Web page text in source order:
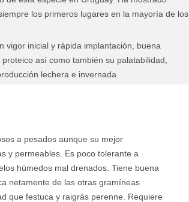
los primeros lugares en la mayoría de los
vigor inicial y rápida implantación, buena
así como también su palatabilidad,
lechera e invernada.
a pesados aunque su mejor
y permeables. Es poco tolerante a
húmedos mal drenados. Tiene buena
netamente de las otras gramíneas
que festuca y raigrás perenne. Requiere